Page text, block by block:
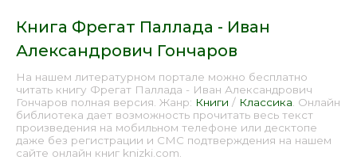
Книга Фрегат Паллада - Иван
Александрович Гончаров
На нашем литературном портале можно бесплатно
читать книгу Фрегат Паллада - Иван Александрович
Гончаров полная версия. Жанр: Книги / Классика . Онлайн
библиотека дает возможность прочитать весь текст
произведения на мобильном телефоне или десктопе
даже без регистрации и СМС подтверждения на нашем
сайте онлайн книг knizki.com.